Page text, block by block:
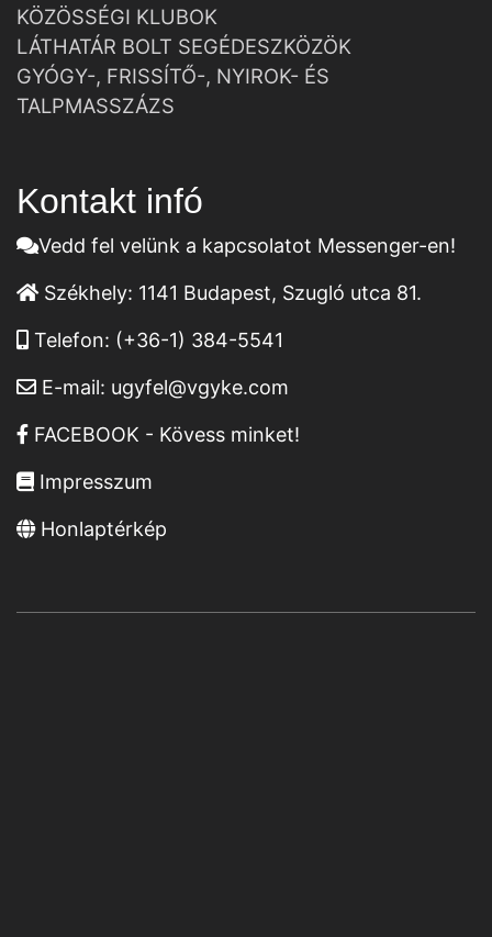
KÖZÖSSÉGI KLUBOK
LÁTHATÁR BOLT SEGÉDESZKÖZÖK
GYÓGY-, FRISSÍTŐ-, NYIROK- ÉS
TALPMASSZÁZS
Kontakt infó
Vedd fel velünk a kapcsolatot Messenger-en!
Székhely: 1141 Budapest, Szugló utca 81.
Telefon: (+36-1) 384-5541
E-mail: ugyfel@vgyke.com
FACEBOOK - Kövess minket!
Impresszum
Honlaptérkép